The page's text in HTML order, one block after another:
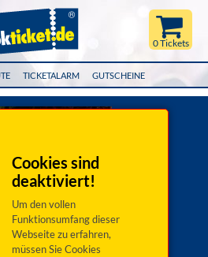
TICKETALARM GUTSCHEINE
0 Tickets
Cookies sind
deaktiviert!
Um den vollen
Funktionsumfang dieser
Webseite zu erfahren,
müssen Sie Cookies